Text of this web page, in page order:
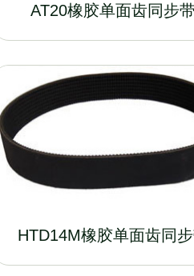
AT20橡胶单面齿同步带
HTD14M橡胶单面齿同